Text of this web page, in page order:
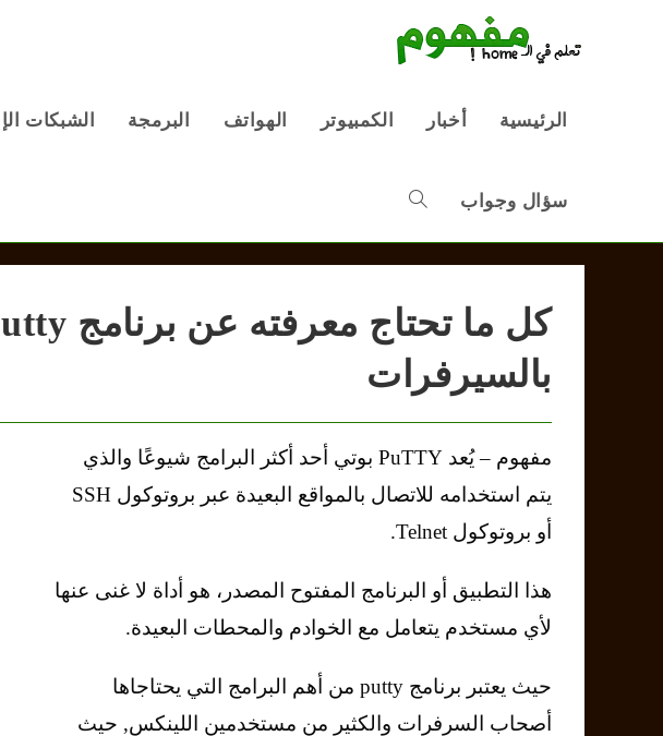
الرئيسية أخبار الكمبيوتر الهواتف البرمجة الشبكات
سؤال وجواب Toggle
search
بالسيرفرات
مفهوم – يُعد PuTTY بوتي أحد أكثر البرامج شيوعًا والذي
يتم استخدامه للاتصال بالمواقع البعيدة عبر بروتوكول SSH
أو بروتوكول Telnet.
هذا التطبيق أو البرنامج المفتوح المصدر، هو أداة لا غنى عنها
لأي مستخدم يتعامل مع الخوادم والمحطات البعيدة.
حيث يعتبر برنامج putty من أهم البرامج التي يحتاجاها
أصحاب السرفرات والكثير من مستخدمين اللينكس, حيث